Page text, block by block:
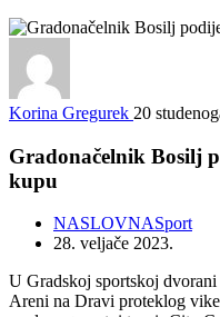
Korina Gregurek 20
Gradonačelnik Bosilj
kupu
NASLOVNASport
28. veljače 2023.
U Gradskoj sportskoj
Areni na Dravi proteklog